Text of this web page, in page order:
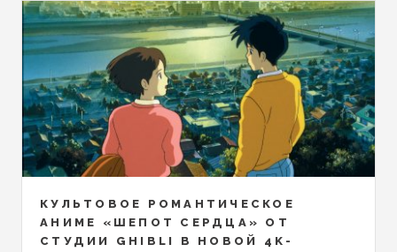
КУЛЬТОВОЕ РОМАНТИЧЕСКОЕ
АНИМЕ «ШЕПОТ СЕРДЦА» ОТ
СТУДИИ GHIBLI В НОВОЙ 4K-